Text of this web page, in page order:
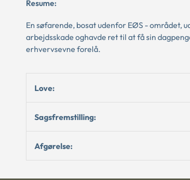
Resume:
En søfarende, bosat udenfor EØS - området,
arbejdsskade oghavde ret til at få sin
erhvervsevne forelå.
Love:
Sagsfremstilling:
Afgørelse: